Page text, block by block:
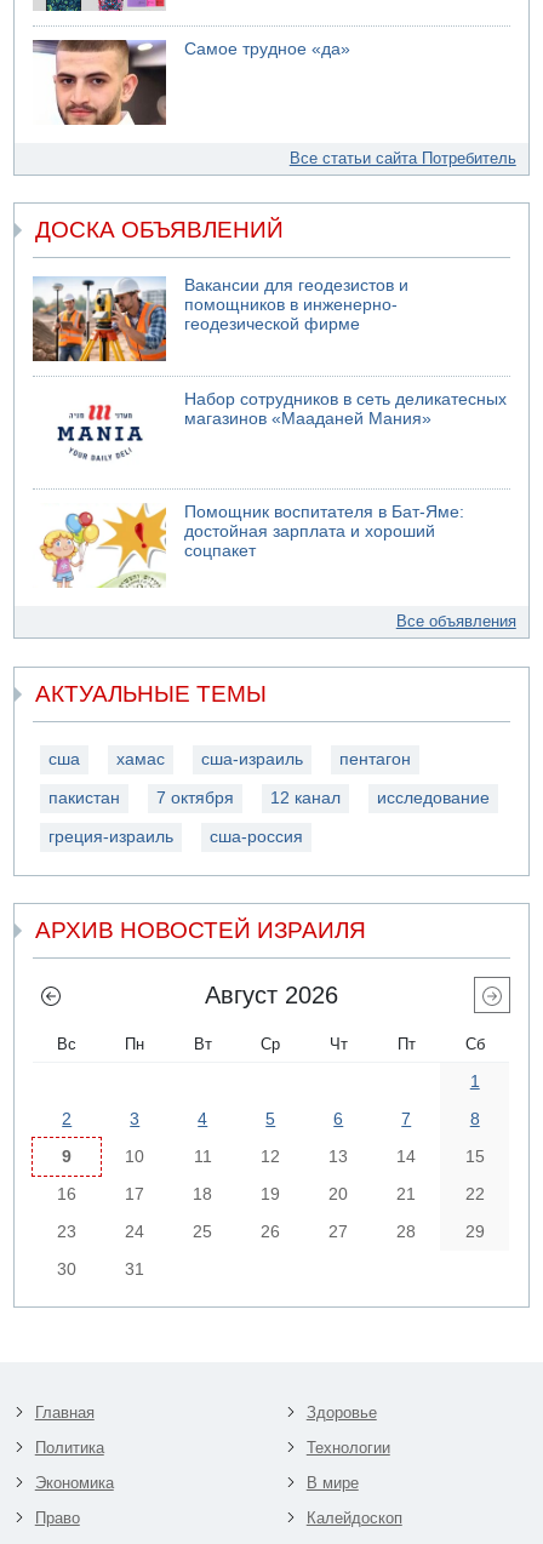
Самое трудное «да»
Все статьи сайта Потребитель
ДОСКА ОБЪЯВЛЕНИЙ
Вакансии для геодезистов и
помощников в инженерно-
геодезической фирме
Набор сотрудников в сеть деликатесных
магазинов «Мааданей Мания»
Помощник воспитателя в Бат-Яме:
достойная зарплата и хороший
соцпакет
Все объявления
АКТУАЛЬНЫЕ ТЕМЫ
сша хамас сша-израиль пентагон
пакистан 7 октября 12 канал исследование
греция-израиль сша-россия
АРХИВ НОВОСТЕЙ ИЗРАИЛЯ
Август 2026
Вс Пн Вт Ср Чт Пт Сб
1
2
3 4 5 6 7
8
9
10 11 12 13 14
15
16
17 18 19 20 21
22
23
24 25 26 27 28
29
30
31
Главная
Политика
Экономика
Право
Здоровье
Технологии
В мире
Калейдоскоп